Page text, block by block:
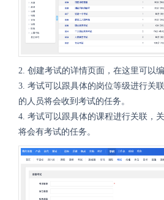
2. 创建考试的详情页面，在这里可以
3. 考试可以跟具体的岗位等级进行关
的人员将会收到考试的任务。
4. 考试可以跟具体的课程进行关联，
将会有考试的任务。